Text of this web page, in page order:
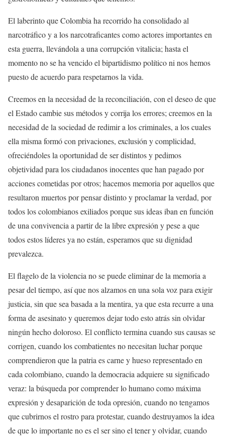
El laberinto que Colombia ha recorrido ha consolidado al
narcotráfico y a los narcotraficantes como actores importantes en
esta guerra, llevándola a una corrupción vitalicia; hasta el
momento no se ha vencido el bipartidismo político ni nos hemos
puesto de acuerdo para respetarnos la vida.
Creemos en la necesidad de la reconciliación, con el deseo de que
el Estado cambie sus métodos y corrija los errores; creemos en la
necesidad de la sociedad de redimir a los criminales, a los cuales
ella misma formó con privaciones, exclusión y complicidad,
ofreciéndoles la oportunidad de ser distintos y pedimos
objetividad para los ciudadanos inocentes que han pagado por
acciones cometidas por otros; hacemos memoria por aquellos que
resultaron muertos por pensar distinto y proclamar la verdad, por
todos los colombianos exiliados porque sus ideas iban en función
de una convivencia a partir de la libre expresión y pese a que
todos estos líderes ya no están, esperamos que su dignidad
prevalezca.
El flagelo de la violencia no se puede eliminar de la memoria a
pesar del tiempo, así que nos alzamos en una sola voz para exigir
justicia, sin que sea basada a la mentira, ya que esta recurre a una
forma de asesinato y queremos dejar todo esto atrás sin olvidar
ningún hecho doloroso. El conflicto termina cuando sus causas se
corrigen, cuando los combatientes no necesitan luchar porque
comprendieron que la patria es carne y hueso representado en
cada colombiano, cuando la democracia adquiere su significado
veraz: la búsqueda por comprender lo humano como máxima
expresión y desaparición de toda opresión, cuando no tengamos
que cubrirnos el rostro para protestar, cuando destruyamos la idea
de que lo importante no es el ser sino el tener y olvidar, cuando